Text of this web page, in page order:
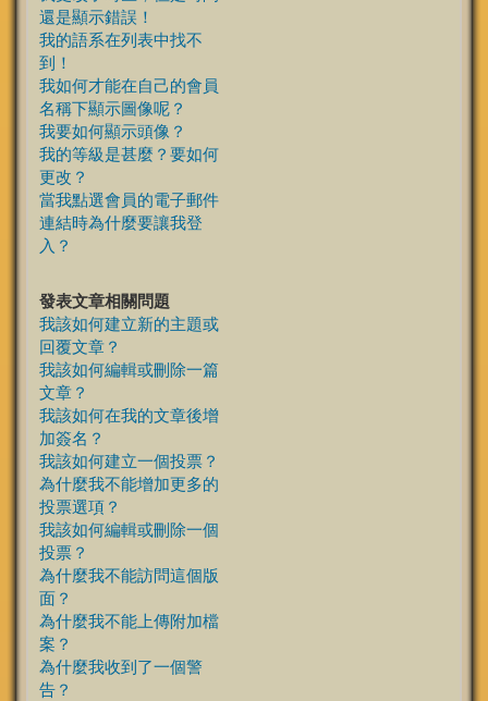
還是顯示錯誤！
我的語系在列表中找不
到！
我如何才能在自己的會員
名稱下顯示圖像呢？
我要如何顯示頭像？
我的等級是甚麼？要如何
更改？
當我點選會員的電子郵件
連結時為什麼要讓我登
入？
發表文章相關問題
我該如何建立新的主題或
回覆文章？
我該如何編輯或刪除一篇
文章？
我該如何在我的文章後增
加簽名？
我該如何建立一個投票？
為什麼我不能增加更多的
投票選項？
我該如何編輯或刪除一個
投票？
為什麼我不能訪問這個版
面？
為什麼我不能上傳附加檔
案？
為什麼我收到了一個警
告？